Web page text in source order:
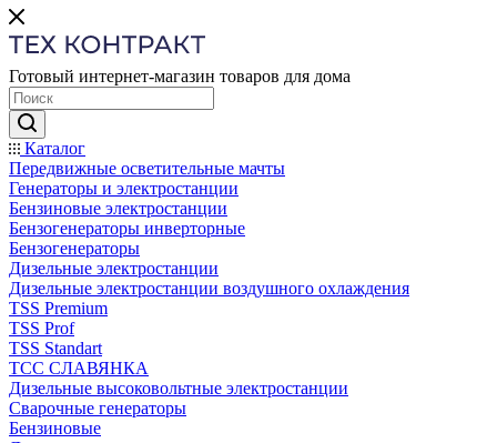
Готовый интернет-магазин товаров для дома
Каталог
Передвижные осветительные мачты
Генераторы и электростанции
Бензиновые электростанции
Бензогенераторы инверторные
Бензогенераторы
Дизельные электростанции
Дизельные электростанции воздушного охлаждения
TSS Premium
TSS Prof
TSS Standart
ТСС СЛАВЯНКА
Дизельные высоковольтные электростанции
Сварочные генераторы
Бензиновые